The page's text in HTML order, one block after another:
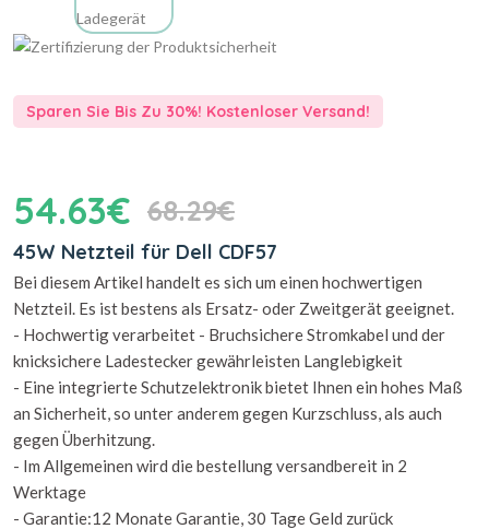
Sparen Sie Bis Zu 30%! Kostenloser Versand!
54.63€ 68.29€
45W Netzteil für Dell CDF57
Bei diesem Artikel handelt es sich um einen hochwertigen
Netzteil. Es ist bestens als Ersatz- oder Zweitgerät geeignet.
- Hochwertig verarbeitet - Bruchsichere Stromkabel und der
knicksichere Ladestecker gewährleisten Langlebigkeit
- Eine integrierte Schutzelektronik bietet Ihnen ein hohes Maß
an Sicherheit, so unter anderem gegen Kurzschluss, als auch
gegen Überhitzung.
- Im Allgemeinen wird die bestellung versandbereit in 2
Werktage
- Garantie:12 Monate Garantie, 30 Tage Geld zurück